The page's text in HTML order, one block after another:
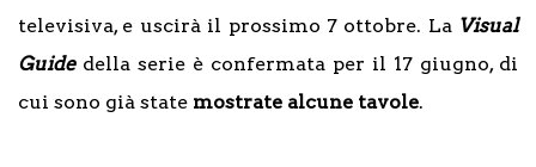
televisiva, e uscirà il prossimo 7 ottobre. La Visual
Guidedella serie è confermata per il 17 giugno, di
cui sono già state mostrate alcune tavole.